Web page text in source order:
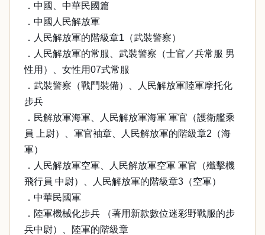
．中國、中華民國篇
．中國人民解放軍
．人民解放軍的階級章1（武裝警察）
．人民解放軍的常服、武裝警察（士官／兵常服 男
性用）、女性用07式常服
．武裝警察（戰鬥裝備）、人民解放軍陸軍摩托化
步兵
．民解放軍海軍、人民解放軍海軍 軍官（護衛艦乘
員 上尉）、軍官袖章、人民解放軍的階級章2（海
軍）
．人民解放軍空軍、人民解放軍空軍 軍官（殲擊機
飛行員 中尉）、人民解放軍的階級章3（空軍）
．中華民國軍
．陸軍機械化步兵 （著用新款數位迷彩野戰服的步
兵中尉）、陸軍的階級章